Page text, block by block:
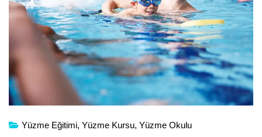
Yüzme Eğitimi, Yüzme Kursu, Yüzme Okulu